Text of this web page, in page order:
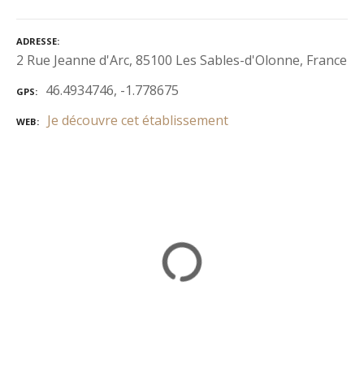
ADRESSE
2 Rue Jeanne d'Arc, 85100 Les Sables-d'Olonne, France
GPS 46.4934746, -1.778675
WEB Je découvre cet établissement